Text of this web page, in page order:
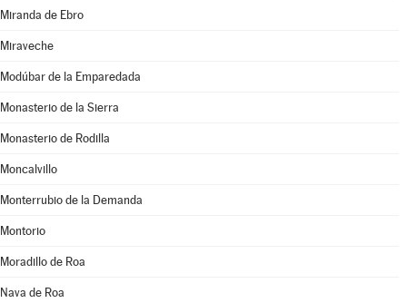
Miranda de Ebro
Miraveche
Modúbar de la Emparedada
Monasterio de la Sierra
Monasterio de Rodilla
Moncalvillo
Monterrubio de la Demanda
Montorio
Moradillo de Roa
Nava de Roa